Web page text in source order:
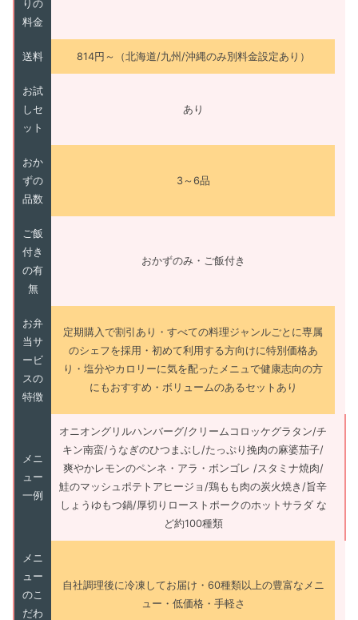
りの
料金
送料 814円～（北海道/九州/沖縄のみ別料金設定あり）
お試
しセ
ット
あり
おか
ずの
品数
3～6品
ご飯
付き
の有
無
おかずのみ・ご飯付き
お弁
当サ
ービ
スの
特徴
定期購入で割引あり・すべての料理ジャンルごとに専属
のシェフを採用・初めて利用する方向けに特別価格あ
り・塩分やカロリーに気を配ったメニュで健康志向の方
にもおすすめ・ボリュームのあるセットあり
メニ
ュー
一例
オニオングリルハンバーグ/クリームコロッケグラタン/チ
キン南蛮/うなぎのひつまぶし/たっぷり挽肉の麻婆茄子/
爽やかレモンのペンネ・アラ・ボンゴレ /スタミナ焼肉/
鮭のマッシュポテトアヒージョ/鶏もも肉の炭火焼き/旨辛
しょうゆもつ鍋/厚切りローストポークのホットサラダ な
ど約100種類
メニ
ュー
のこ
だわ
自社調理後に冷凍してお届け・60種類以上の豊富なメニ
ュー・低価格・手軽さ